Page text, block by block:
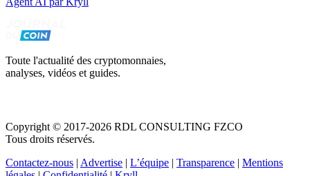
Toute l'actualité des cryptomonnaies,
analyses, vidéos et guides.
Copyright © 2017-2026 RDL CONSULTING FZCO
Tous droits réservés.
Contactez-nous Advertise L’équipe Transparence
Mentions